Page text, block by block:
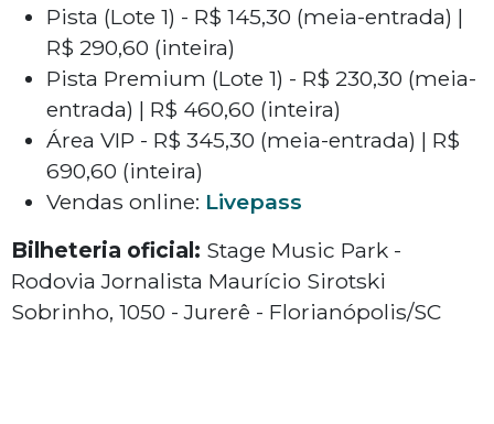
Pista (Lote 1) - R$ 145,30 (meia-entrada) |
R$ 290,60 (inteira)
Pista Premium (Lote 1) - R$ 230,30 (meia-
entrada) | R$ 460,60 (inteira)
Área VIP - R$ 345,30 (meia-entrada) | R$
690,60 (inteira)
Vendas online: Livepass
Bilheteria oficial: Stage Music Park -
Rodovia Jornalista Maurício Sirotski
Sobrinho, 1050 - Jurerê - Florianópolis/SC